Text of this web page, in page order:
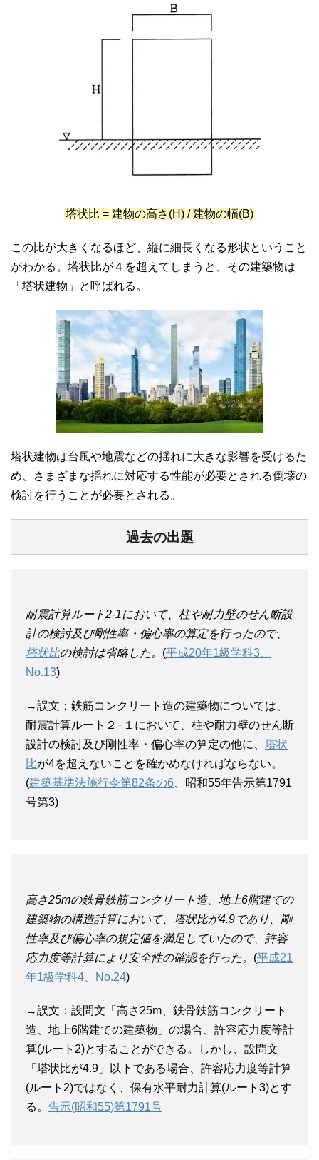
塔状比 = 建物の高さ(H) / 建物の幅(B)
この比が大きくなるほど、縦に細長くなる形状ということ
がわかる。塔状比が４を超えてしまうと、その建築物は
「塔状建物」と呼ばれる。
塔状建物は台風や地震などの揺れに大きな影響を受けるた
め、さまざまな揺れに対応する性能が必要とされる倒壊の
検討を行うことが必要とされる。
過去の出題
耐震計算ルート2-1において、柱や耐力壁のせん断設
計の検討及び剛性率・偏心率の算定を行ったので、
塔状比の検討は省略した。 (平成20年1級学科3、
No.13)
→誤文：鉄筋コンクリート造の建築物については、
耐震計算ルート２−１において、柱や耐力壁のせん断
設計の検討及び剛性率・偏心率の算定の他に、 塔状
比が4を超えないことを確かめなければならない。
(建築基準法施行令第82条の6 、昭和55年告示第1791
号第3)
高さ25mの鉄骨鉄筋コンクリート造、地上6階建ての
建築物の構造計算において、塔状比が4.9であり、剛
性率及び偏心率の規定値を満足していたので、許容
応力度等計算により安全性の確認を行った。 (平成21
年1級学科4、No.24)
→誤文：設問文「高さ25m、鉄骨鉄筋コンクリート
造、地上6階建ての建築物」の場合、許容応力度等計
算(ルート2)とすることができる。しかし、設問文
「塔状比が4.9」以下である場合、許容応力度等計算
(ルート2)ではなく、保有水平耐力計算(ルート3)とす
る。 告示(昭和55)第1791号